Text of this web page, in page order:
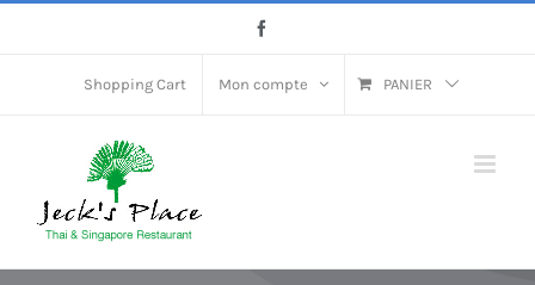
Shopping Cart Mon compte PANIER